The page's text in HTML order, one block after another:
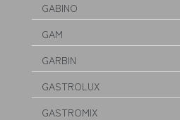
GABINO
GAM
GARBIN
GASTROLUX
GASTROMIX